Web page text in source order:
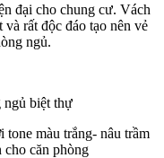
đại cho chung cư. Vách
rất độc đáo tạo nên vẻ
ngủ.
màu trắng- nâu trầm
cho căn phòng